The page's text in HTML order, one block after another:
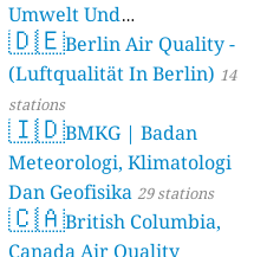
Umwelt Und
Verbraucherschutz) - LfU
46 stations
🇩🇪Berlin Air Quality -
(Luftqualität In Berlin) 14
stations
🇮🇩BMKG | Badan
Meteorologi, Klimatologi
Dan Geofisika 29 stations
🇨🇦British Columbia,
Canada Air Quality